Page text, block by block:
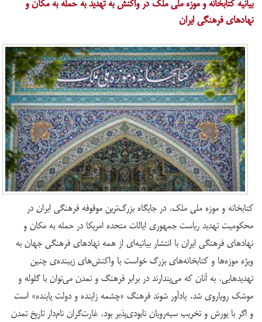
​بیانیه کتابخانه و موزه ملی ملک در واکنش به تهدید به حمله به مکان و
نهادهای فرهنگی ایران
کتابخانه و موزه ملی ملک، در جایگاه بزرگ‌ترین موقوفه فرهنگی ایران در
محکومیت تهدید ریاست جمهوری ایالات متحده امریکا در حمله به مکان و
نهادهای فرهنگی ایران با انتشار بیانیه‌ای از همه نهادهای فرهنگی جهان به
ویژه موزه‌ها و کتابخانه‌های بزرگ خواست با واکنش‌های زیبنده‌ی چنین
تهدیدهایی، به آنان که می‌پندارند در برابر فرهنگ و تمدن می‌توان با گلوله و
موشک رویاروی شد، یادآور شوند فرهنگ «چشمه زاینده و دولت پاینده» است
و اگر با یورش و تخریب سیه‌رویان نابودی‌پذیر بود، غارت‌گران نام‌دار تاریخ تمدن